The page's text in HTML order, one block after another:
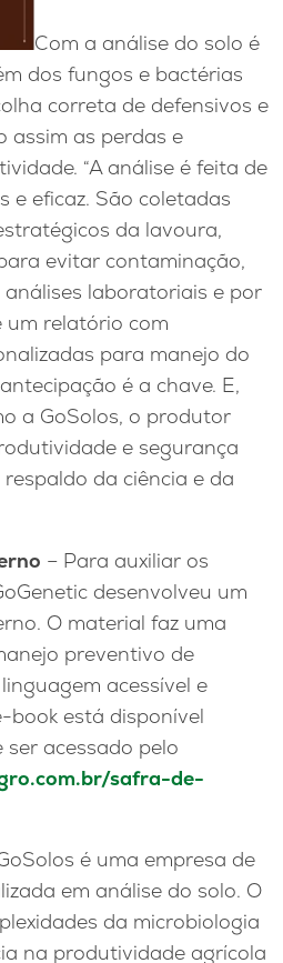
Com a análise do solo é
dos fungos e bactérias
correta de defensivos e
assim as perdas e
“A análise é feita de
e eficaz. São coletadas
da lavoura,
evitar contaminação,
laboratoriais e por
relatório com
para manejo do
é a chave. E,
a GoSolos, o produtor
e segurança
da ciência e da
– Para auxiliar os
desenvolveu um
O material faz uma
preventivo de
acessível e
book está disponível
acessado pelo
safra-de-
é uma empresa de
em análise do solo. O
da microbiologia
na produtividade agrícola